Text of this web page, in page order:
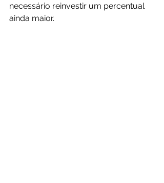
necessário reinvestir um percentual
ainda maior.